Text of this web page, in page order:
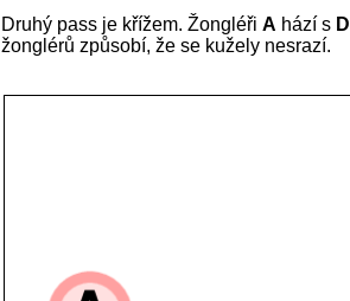
Druhý pass je křížem. Žongléři A hází s D
žonglérů způsobí, že se kužely nesrazí.